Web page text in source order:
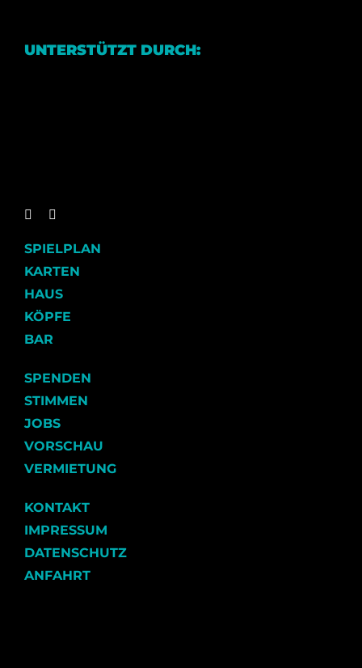
UNTERSTÜTZT DURCH:
SPIELPLAN
KARTEN
HAUS
KÖPFE
BAR
SPENDEN
STIMMEN
JOBS
VORSCHAU
VERMIETUNG
KONTAKT
IMPRESSUM
DATENSCHUTZ
ANFAHRT